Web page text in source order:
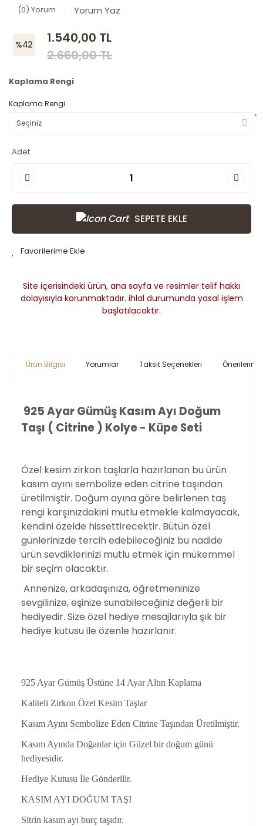
(0) Yorum Yorum Yaz
%42
1.540,00 TL
2.660,00 TL
Kaplama Rengi
Kaplama Rengi
*
Adet
SEPETE EKLE
Site içerisindeki ürün, ana sayfa ve resimler telif hakkı
dolayısıyla korunmaktadır. ihlal durumunda yasal işlem
başlatılacaktır.
Ürün Bilgisi Yorumlar Taksit Seçenekleri Önerileriniz
925 Ayar Gümüş Kasım Ayı Doğum
Taşı ( Citrine ) Kolye - Küpe Seti
Özel kesim zirkon taşlarla hazırlanan bu ürün
kasım ayını sembolize eden citrine taşından
üretilmiştir. Doğum ayına göre belirlenen taş
rengi karşınızdakini mutlu etmekle kalmayacak,
kendini özelde hissettirecektir. Bütün özel
günlerinizde tercih edebileceğiniz bu nadide
ürün sevdiklerinizi mutlu etmek için mükemmel
bir seçim olacaktır.
Annenize, arkadaşınıza, öğretmeninize
sevgilinize, eşinize sunabileceğiniz değerli bir
hediyedir. Size özel hediye mesajlarıyla şık bir
hediye kutusu ile özenle hazırlanır.
925 Ayar Gümüş Üstüne 14 Ayar Altın Kaplama
Kaliteli Zirkon Özel Kesim Taşlar
Kasım Ayını Sembolize Eden Citrine Taşından Üretilmiştir.
Kasım Ayında Doğanlar için Güzel bir doğum günü
hediyesidir.
Hediye Kutusu İle Gönderilir.
KASIM AYI DOĞUM TAŞI
Sitrin kasım ayı burç taşıdır.